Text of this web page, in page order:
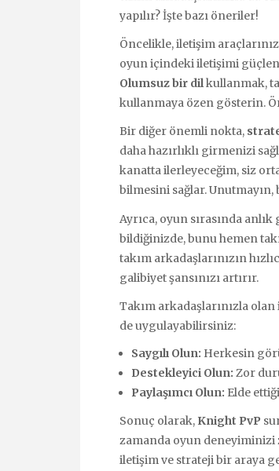
yapılır? İşte bazı öneriler!
Öncelikle, iletişim
oyun içindeki iletişimi
Olumsuz bir dilkullanmak,
kullanmaya özen gösterin.
Bir diğer önemli nokta,
daha hazırlıklı girmenizi
kanatta ilerleyeceğim, siz
bilmesini sağlar.
Ayrıca, oyun sırasında
bildiğinizde, bunu hemen
takım arkadaşlarınızın
galibiyet şansınızı artırır.
Takım arkadaşlarınızla
de uygulayabilirsiniz:
Saygılı Olun: Herkesin
Destekleyici Olun: Zor
Paylaşımcı Olun: Elde
Sonuç olarak, Knight PvP
zamanda oyun deneyiminizi
iletişim ve strateji bir araya